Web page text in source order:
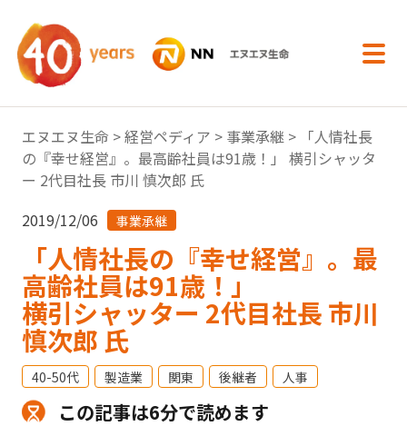
エヌエヌ生命 >経営ペディア > 事業承継 > 「人情社長
の『幸せ経営』。最高齢社員は91歳！」 横引シャッタ
ー 2代目社長 市川 慎次郎 氏
2019/12/06
事業承継
「人情社長の『幸せ経営』。最
高齢社員は91歳！」
横引シャッター 2代目社長 市川
慎次郎 氏
40-50代 製造業 関東 後継者 人事
この記事は6分で読めます